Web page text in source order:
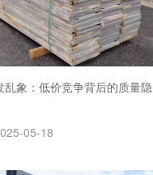
乱象：低价竞争背后的质量隐
05-18